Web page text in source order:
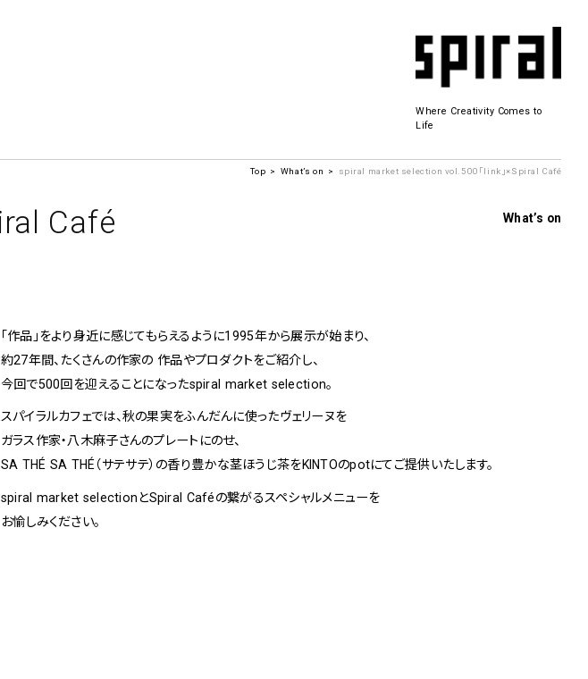
Where Creativity Comes to
Life
丸の内 ⼆⼦⽟川 Dogwood Plaza
浜赤レンガ倉 ルクア⼤阪
Spiral Hall
Rendezvous Store 1
Others 3
トプロジェクト・イベント
History&Archive
お問い合わせ
Top What’s on spiral market selection vol.500「link」×Spiral Café
Café What’s on
「作品」をより身近に感じてもらえるように1995年から展示が始まり、
約27年間、たくさんの作家の 作品やプロダクトをご紹介し、
今回で500回を迎えることになったspiral market selection。
スパイラルカフェでは、秋の果実をふんだんに使ったヴェリーヌを
ガラス作家・八木麻子さんのプレートにのせ、
SA THÉ SA THÉ（サテサテ）の香り豊かな茎ほうじ茶をKINTOのpotにてご提供いたします。
spiral market selectionとSpiral Caféの繋がるスペシャルメニューを
お愉しみください。